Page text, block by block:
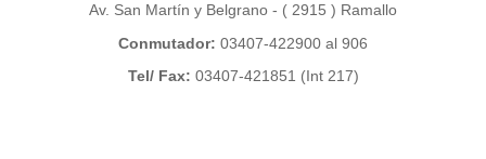
Av. San Martín y Belgrano - ( 2915 ) Ramallo
Conmutador: 03407-422900 al 906
Tel/ Fax: 03407-421851 (Int 217)